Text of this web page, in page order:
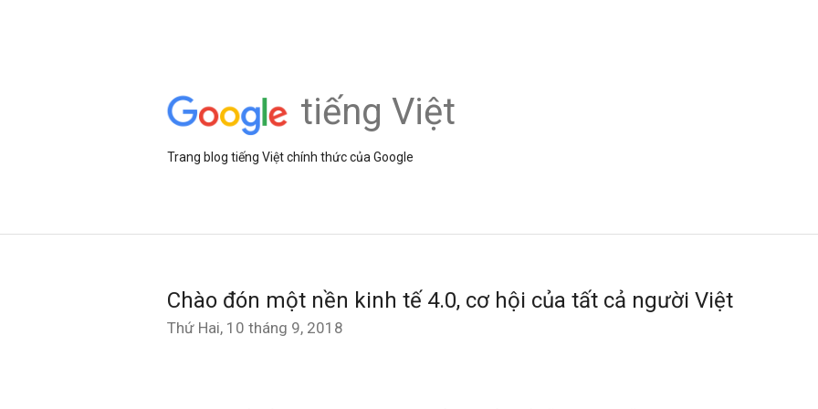
tiếng Việt
Trang blog tiếng Việt chính thức của Google
Chào đón một nền kinh tế 4.0, cơ hội của tất cả người Việt
Thứ Hai, 10 tháng 9, 2018